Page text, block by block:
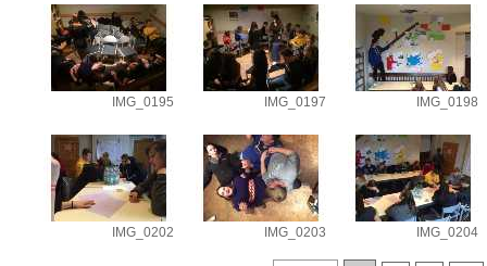
IMG_0195 IMG_0197 IMG_0198
IMG_0202 IMG_0203 IMG_0204